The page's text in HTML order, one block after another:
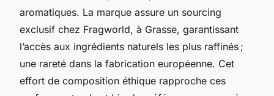
aromatiques. La marque assure un sourcing
exclusif chez Fragworld, à Grasse, garantissant
l’accès aux ingrédients naturels les plus raffinés ;
une rareté dans la fabrication européenne. Cet
effort de composition éthique rapproche ces